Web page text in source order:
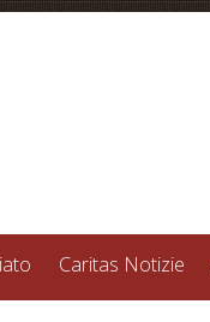
Caritas Notizie